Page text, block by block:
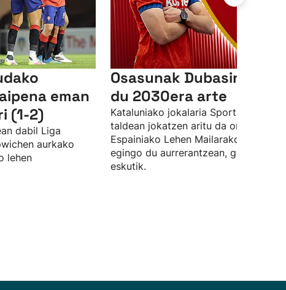
eman
(1-2)
dabil Liga
aurkako
lehen
Osasunak Dubasin
du 2030era arte
Kataluniako jokalaria Sporting Gijon
taldean jokatzen aritu da orain arte,
Espainiako Lehen Mailarako aldaketa
egingo du aurrerantzean, gorritxoen
eskutik.